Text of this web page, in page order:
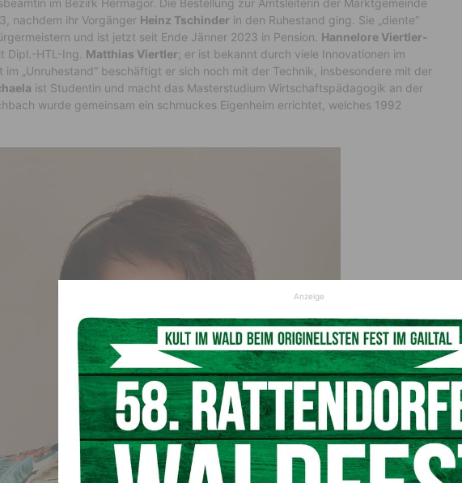
im Bezirk Hermagor. Die Bestellung zur Amtsleiterin der Marktgemeinde
nachdem ihr Vorgänger Heinz Tschinder in den Ruhestand ging. Sie „diente“
und ist jetzt seit Ende Jänner 2023 in Pension. Hannelore Viertler-
Dipl.-HTL-Ing. Matthias Viertler; er ist bekannt durch viele Innovationen im
im „Unruhestand“ beschäftigt er sich noch mit der Technik, insbesondere mit der
ist Studentin und macht das Masterstudium Wirtschaftspädagogik an der
wurde gemeinsam ein schmuckes Eigenheim errichtet, welches 1992
Anzeige